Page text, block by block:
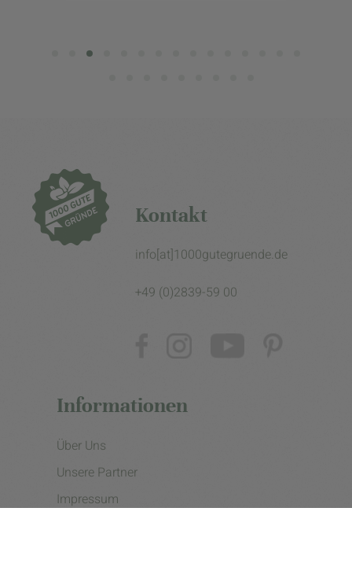
Kontakt
info[at]1000gutegruende.de
+49 (0)2839-59 00
Informationen
Über Uns
Unsere Partner
Impressum